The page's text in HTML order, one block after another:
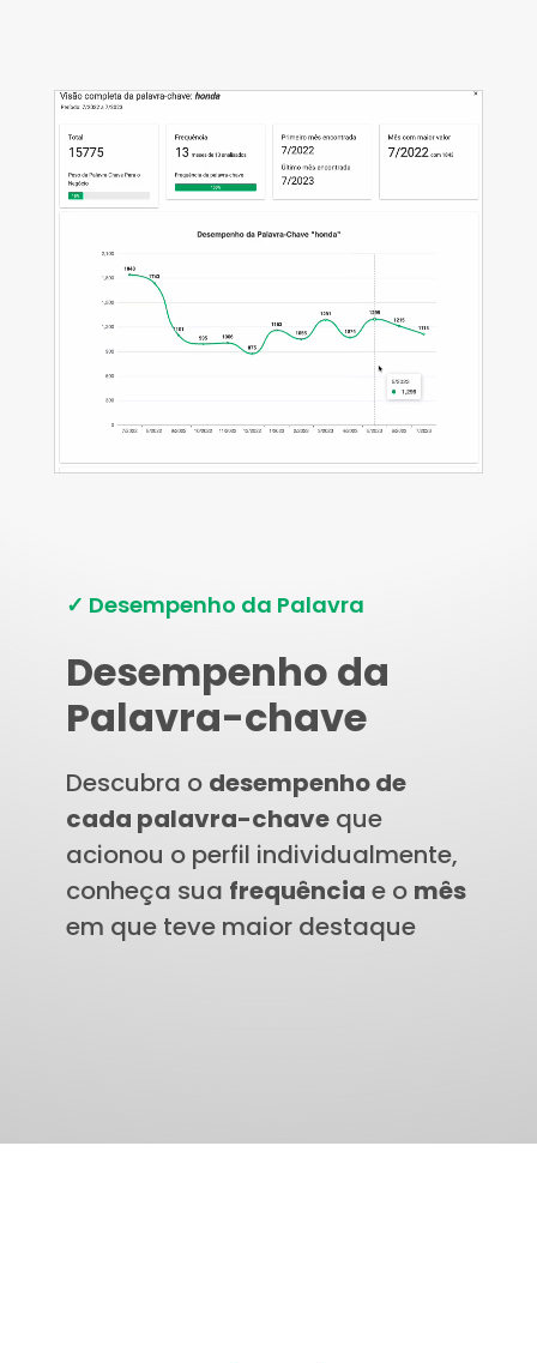
✓ Desempenho da Palavra
Desempenho da
Palavra-chave
Descubra o desempenho de
cada palavra-chaveque
acionou o perfil individualmente,
conheça sua frequência e o mês
em que teve maior destaque